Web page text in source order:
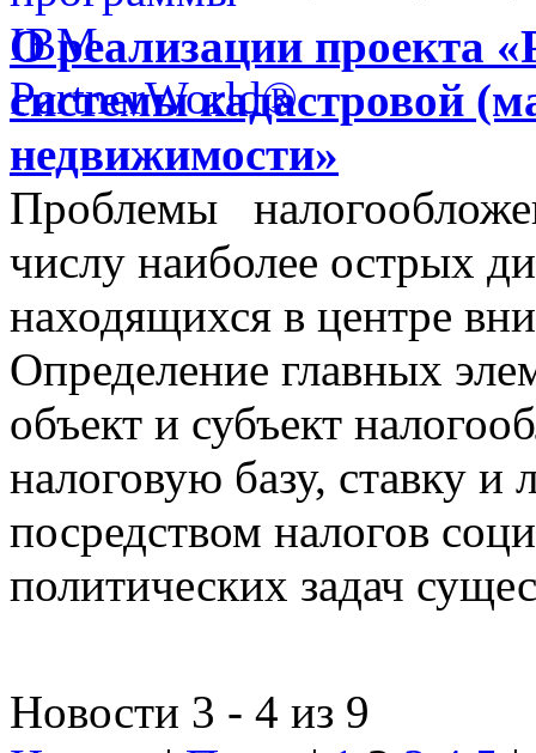
О реализации проекта
системы кадастровой
недвижимости»
Проблемы
числу наиболее острых
находящихся в центре
Определение главных
объект и субъект
налоговую базу, ставку и
посредством налогов
политических задач
Новости 3 - 4 из 9